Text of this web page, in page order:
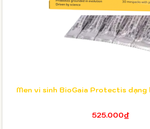
Men vi sinh BioGaia Protectis
525.000₫